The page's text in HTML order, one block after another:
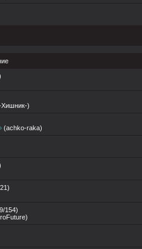
Хишник-)
(achko-raka)
21)
/154)
)